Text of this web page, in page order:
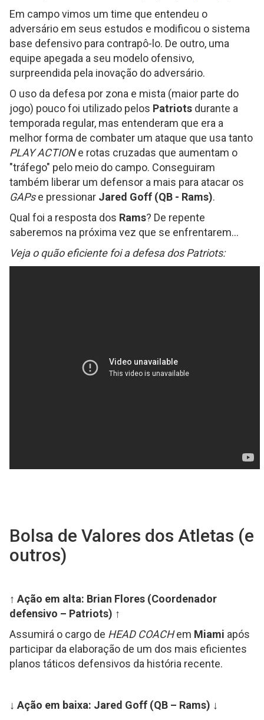
Em campo vimos um time que entendeu o
adversário em seus estudos e modificou o sistema
base defensivo para contrapô-lo. De outro, uma
equipe apegada a seu modelo ofensivo,
surpreendida pela inovação do adversário.
O uso da defesa por zona e mista (maior parte do
jogo) pouco foi utilizado pelos Patriots durante a
temporada regular, mas entenderam que era a
melhor forma de combater um ataque que usa tanto
PLAY ACTIONe rotas cruzadas que aumentam o
"tráfego" pelo meio do campo. Conseguiram
também liberar um defensor a mais para atacar os
GAPse pressionar Jared Goff (QB - Rams).
Qual foi a resposta dos Rams? De repente
saberemos na próxima vez que se enfrentarem...
Veja o quão eficiente foi a defesa dos Patriots:
Bolsa de Valores dos Atletas (e
outros)
↑ Ação em alta: Brian Flores (Coordenador
defensivo – Patriots) ↑
Assumirá o cargo de HEAD COACHem Miami após
participar da elaboração de um dos mais eficientes
planos táticos defensivos da história recente.
↓ Ação em baixa: Jared Goff (QB – Rams) ↓